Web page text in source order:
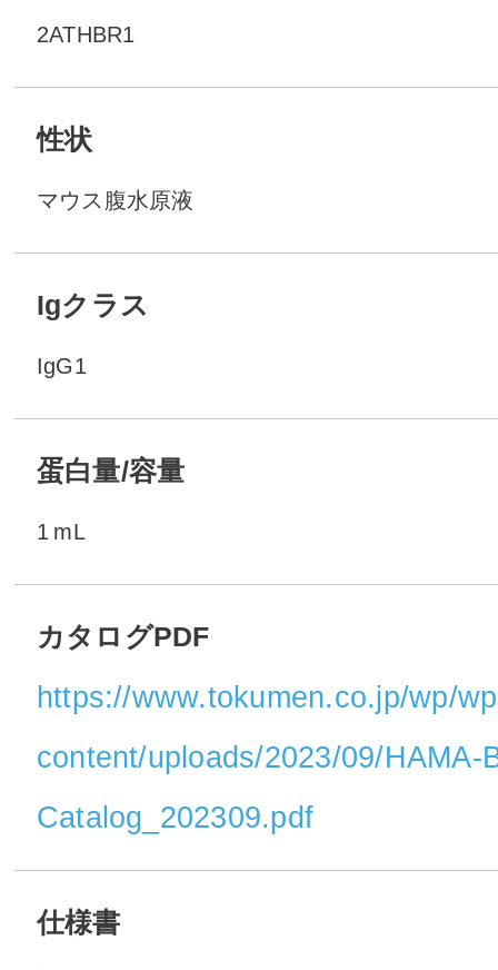
2ATHBR1
性状
マウス腹水原液
Igクラス
IgG1
蛋白量/容量
1 mL
カタログPDF
https://www.tokumen.co.jp/wp/
content/uploads/2023/09/HAMA-
Catalog_202309.pdf
仕様書